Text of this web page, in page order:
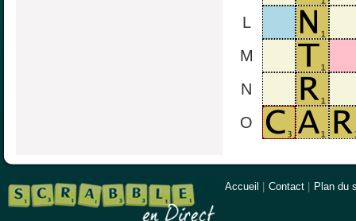
L
M
N
O
Accueil Contact Plan du